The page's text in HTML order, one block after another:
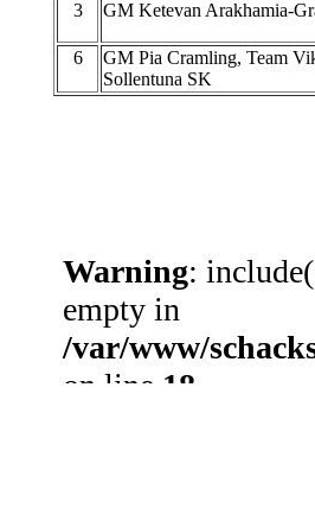
3
GM Ketevan Arakhamia-
6
GM Pia Cramling, Team
Sollentuna SK